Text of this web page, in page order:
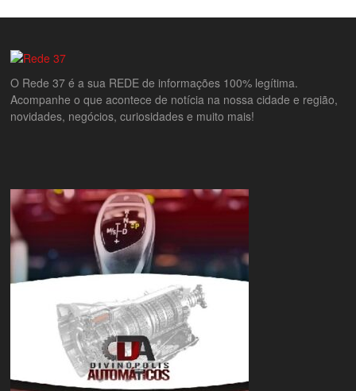
O Rede 37 é a sua REDE de informações 100% legítima.
Acompanhe o que acontece de notícia na nossa cidade e região,
novidades, negócios, curiosidades e muito mais!